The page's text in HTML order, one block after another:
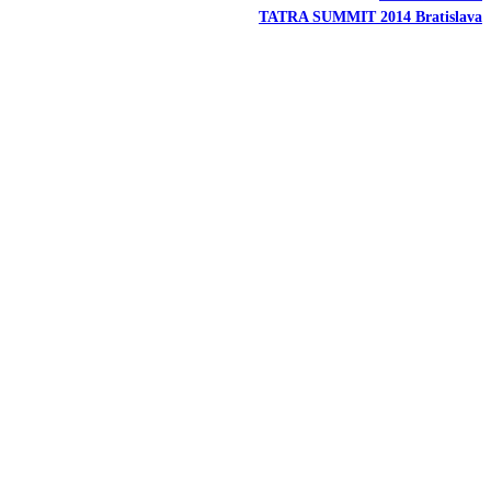
TATRA SUMMIT 2014 Bratislava